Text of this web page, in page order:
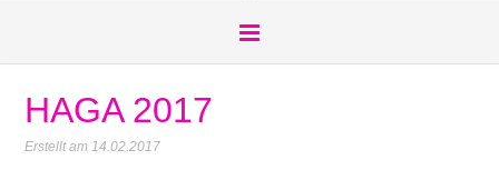
HAGA 2017
Erstellt am 14.02.2017